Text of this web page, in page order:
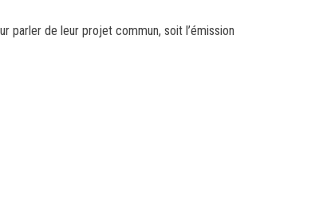
parler de leur projet commun, soit l’émission